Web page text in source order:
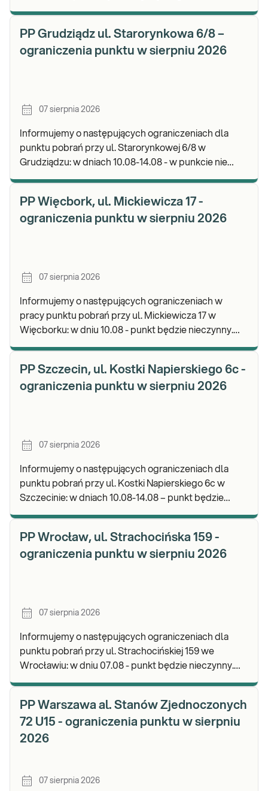
PP Grudziądz ul. Starorynkowa 6/8 –
ograniczenia punktu w sierpniu 2026
07 sierpnia 2026
Informujemy o następujących ograniczeniach dla
punktu pobrań przy ul. Starorynkowej 6/8 w
Grudziądzu: w dniach 10.08-14.08 - w punkcie nie
PP Więcbork, ul. Mickiewicza 17 -
ograniczenia punktu w sierpniu 2026
07 sierpnia 2026
Informujemy o następujących ograniczeniach w
pracy punktu pobrań przy ul. Mickiewicza 17 w
Więcborku: w dniu 10.08 - punkt będzie nieczynny.
PP Szczecin, ul. Kostki Napierskiego 6c -
ograniczenia punktu w sierpniu 2026
07 sierpnia 2026
Informujemy o następujących ograniczeniach dla
punktu pobrań przy ul. Kostki Napierskiego 6c w
Szczecinie: w dniach 10.08-14.08 – punkt będzie
PP Wrocław, ul. Strachocińska 159 -
ograniczenia punktu w sierpniu 2026
07 sierpnia 2026
Informujemy o następujących ograniczeniach dla
punktu pobrań przy ul. Strachocińskiej 159 we
Wrocławiu: w dniu 07.08 - punkt będzie nieczynny.
PP Warszawa al. Stanów Zjednoczonych
72 U15 - ograniczenia punktu w sierpniu
2026
07 sierpnia 2026